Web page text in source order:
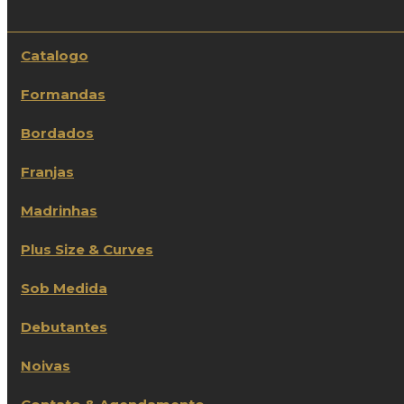
Catalogo
Formandas
Bordados
Franjas
Madrinhas
Plus Size & Curves
Sob Medida
Debutantes
Noivas